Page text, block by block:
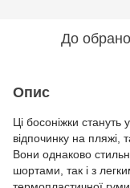
До
Опис
Ці босоніжки
відпочинку на пляжі,
Вони однаково
шортами, так і з